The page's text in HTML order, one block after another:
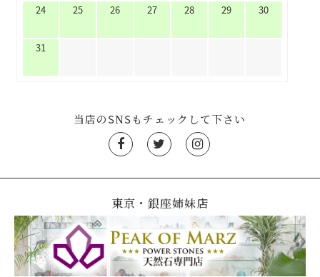
24 25 26 27 28 29 30
31
当店のSNSもチェックして下さい
東京・銀座姉妹店